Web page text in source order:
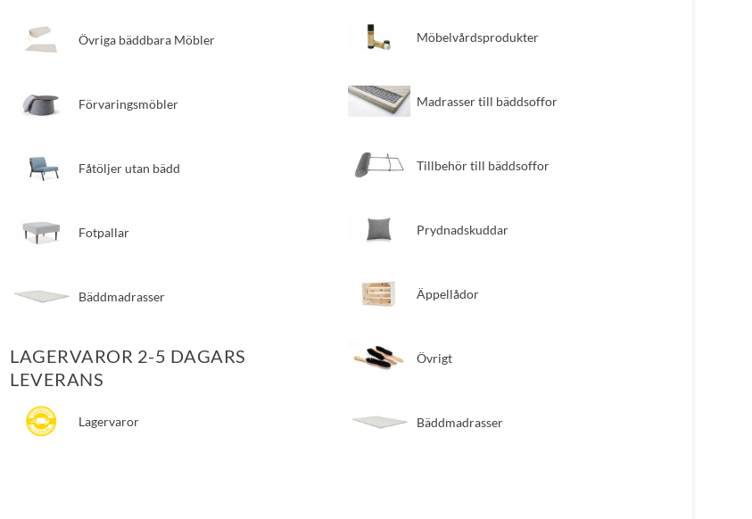
Övriga bäddbara Möbler
Förvaringsmöbler
Fåtöljer utan bädd
Fotpallar
Bäddmadrasser
LAGERVAROR 2-5 DAGARS
LEVERANS
Lagervaror
​Möbelvårdsprodukter
​Madrasser till bäddsoffor
​Tillbehör till bäddsoffor
​Prydnadskuddar
​Äppellådor
​Övrigt
​Bäddmadrasser